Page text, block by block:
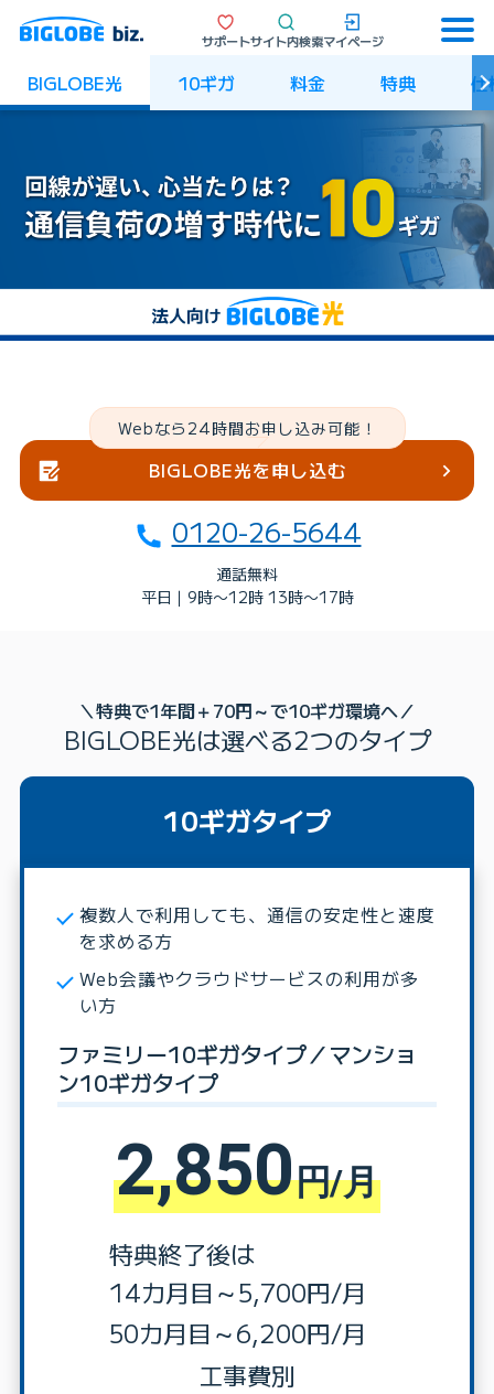
サポートサイト内検索マイページ
BIGLOBE光 10ギガ 料金 特典 仕
Webなら24時間お申し込み可能！
BIGLOBE光を申し込む
0120-26-5644
通話無料
平日｜9時〜12時 13時〜17時
＼特典で1年間＋70円～で10ギガ環境へ／
BIGLOBE光は選べる2つのタイプ
10ギガタイプ
複数人で利用しても、通信の安定性と速度
を求める方
Web会議やクラウドサービスの利用が多
い方
ファミリー10ギガタイプ／マンショ
ン10ギガタイプ
2,850円/月
特典終了後は
14カ月目～5,700円/月
50カ月目～6,200円/月
工事費別